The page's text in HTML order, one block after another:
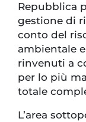
Repubblica
gestione di
conto del
ambientale
rinvenuti a
per lo più
totale
L’area